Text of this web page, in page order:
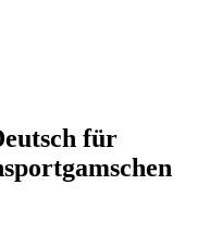
für